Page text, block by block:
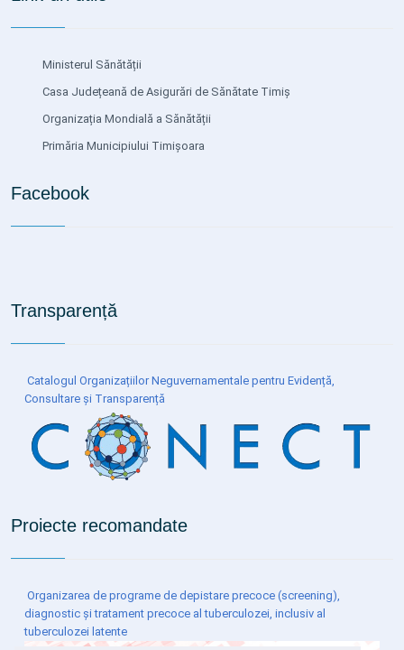
Ministerul Sănătății
Casa Județeană de Asigurări de Sănătate Timiș
Organizația Mondială a Sănătății
Primăria Municipiului Timișoara
Facebook
Transparență
Catalogul Organizațiilor Neguvernamentale pentru Evidență,
Consultare și Transparență
Proiecte recomandate
Organizarea de programe de depistare precoce (screening),
diagnostic și tratament precoce al tuberculozei, inclusiv al
tuberculozei latente